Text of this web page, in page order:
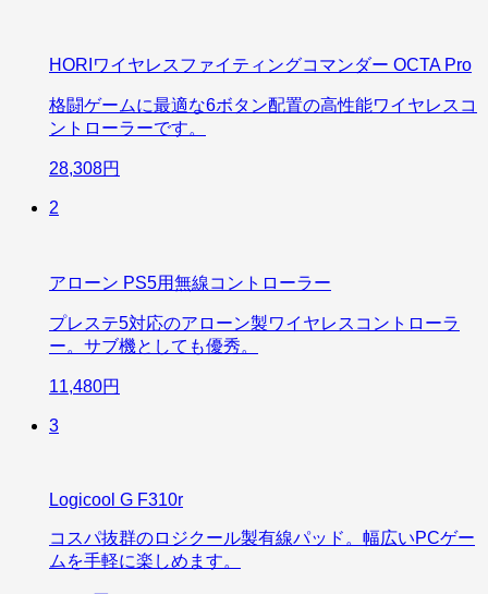
HORIワイヤレスファイティングコマンダー OCTA Pro
格闘ゲームに最適な6ボタン配置の高性能ワイヤレスコ
ントローラーです。
28,308円
2
アローン PS5用無線コントローラー
プレステ5対応のアローン製ワイヤレスコントローラ
ー。サブ機としても優秀。
11,480円
3
Logicool G F310r
コスパ抜群のロジクール製有線パッド。幅広いPCゲー
ムを手軽に楽しめます。